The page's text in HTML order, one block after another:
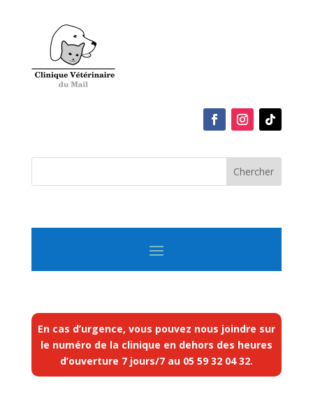
En cas d’urgence, vous pouvez nous joindre sur
le numéro de la clinique en dehors des heures
d’ouverture 7 jours/7 au 05 59 32 04 32.